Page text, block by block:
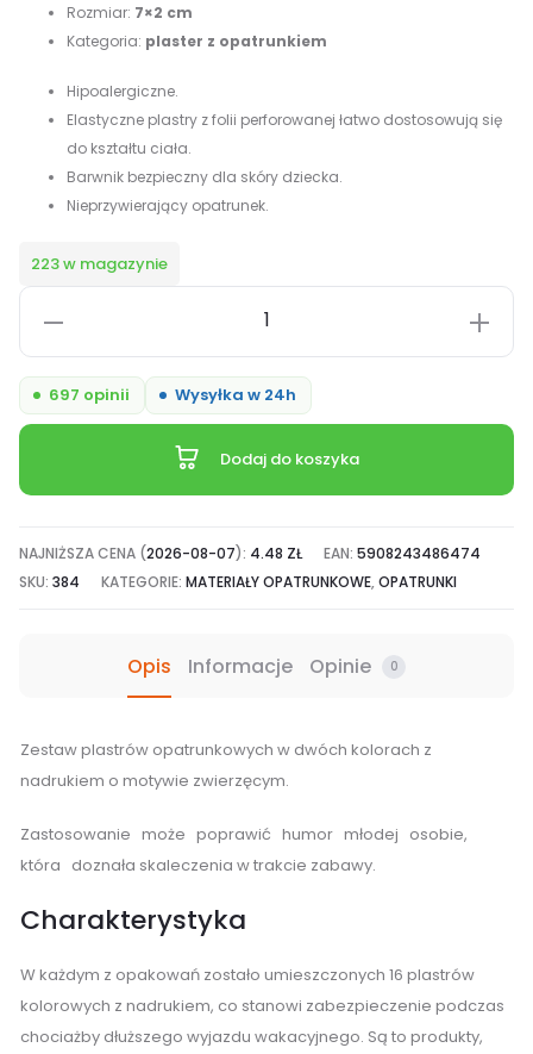
Rozmiar: 7×2 cm
Kategoria: plaster z opatrunkiem
Hipoalergiczne.
Elastyczne plastry z folii perforowanej łatwo dostosowują się
do kształtu ciała.
Barwnik bezpieczny dla skóry dziecka.
Nieprzywierający opatrunek.
223 w magazynie
697 opinii Wysyłka w 24h
Plastry
dla
szt.
Dodaj do koszyka
NAJNIŻSZA CENA (2026-08-07): 4.48 ZŁ EAN:5908243486474
SKU:384 KATEGORIE:MATERIAŁY OPATRUNKOWE,OPATRUNKI
Opis Informacje Opinie 0
Zestaw plastrów opatrunkowych w dwóch kolorach z
nadrukiem o motywie zwierzęcym.
Zastosowanie może poprawić humor młodej osobie,
która doznała skaleczenia w trakcie zabawy.
Charakterystyka
W każdym z opakowań zostało umieszczonych 16 plastrów
kolorowych z nadrukiem, co stanowi zabezpieczenie podczas
chociażby dłuższego wyjazdu wakacyjnego. Są to produkty,